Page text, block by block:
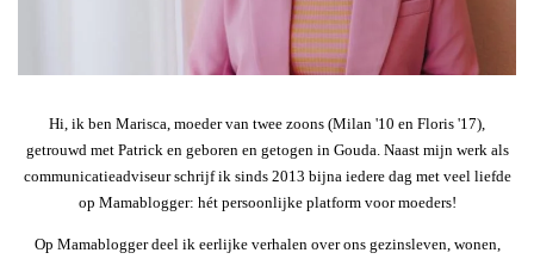
Hi, ik ben Marisca, moeder van twee zoons (Milan '10 en Floris '17),
getrouwd met Patrick en geboren en getogen in Gouda. Naast mijn werk als
communicatieadviseur schrijf ik sinds 2013 bijna iedere dag met veel liefde
op Mamablogger: hét persoonlijke platform voor moeders!
Op Mamablogger deel ik eerlijke verhalen over ons gezinsleven, wonen,